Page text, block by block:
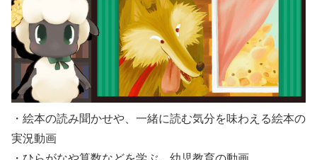
・絵本の読み聞かせや、一緒に読む気分を味わえる絵本の
実況動画